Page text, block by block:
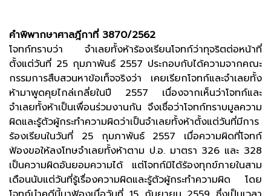
คำพิพากษาศาลฎีกาที่ 3870/2562
โจทก์ทราบว่า จำเลยทั้งห้าร้องเรียนโจทก์ว่าทุจริตต่อหน้าที่
ตั้งแต่วันที่ 25 กุมภาพันธ์ 2557 ประกอบกับได้ความจากคณะ
กรรมการสืบสวนหาข้อเท็จจริงว่า เคยเรียกโจทก์และจำเลยทั้ง
ห้ามาพูดคุยไกล่เกลี่ยในปี 2557 เนื่องจากเห็นว่าโจทก์และ
จำเลยทั้งห้าเป็นเพื่อนร่วมงานกัน จึงเชื่อว่าโจทก์ทราบมูลความ
ผิดและรู้ตัวผู้กระทำความผิดว่าเป็นจำเลยทั้งห้าตั้งแต่วันที่มีการ
ร้องเรียนในวันที่ 25 กุมภาพันธ์ 2557 เมื่อความผิดที่โจทก์
ฟ้องขอให้ลงโทษจำเลยทั้งห้าตาม ป.อ. มาตรา 326 และ 328
เป็นความผิดอันยอมความได้ แต่โจทก์มิได้ร้องทุกข์ภายในสาม
เดือนนับแต่วันที่รู้เรื่องความผิดและรู้ตัวผู้กระทำความผิด โดย